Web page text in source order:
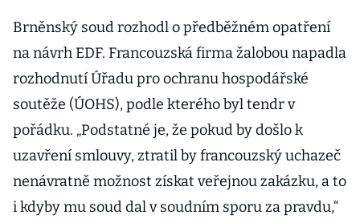
Portfolio
Martina
začíná
bobtnat
Brněnský soud rozhodl o předběžném opatření
na návrh EDF. Francouzská firma žalobou napadla
rozhodnutí Úřadu pro ochranu hospodářské
soutěže (ÚOHS), podle kterého byl tendr v
pořádku. „Podstatné je, že pokud by došlo k
uzavření smlouvy, ztratil by francouzský uchazeč
nenávratně možnost získat veřejnou zakázku, a to
i kdyby mu soud dal v soudním sporu za pravdu,“